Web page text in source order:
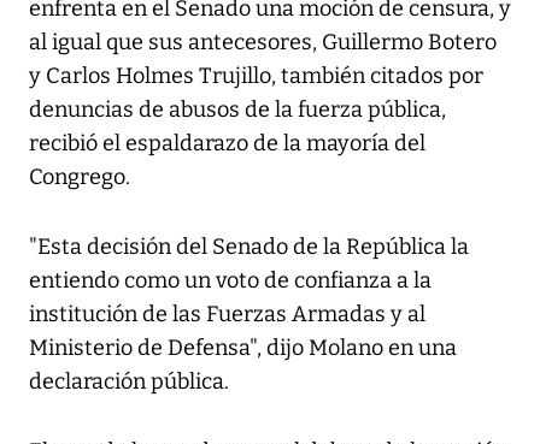
enfrenta en el Senado una moción de censura, y
al igual que sus antecesores, Guillermo Botero
y Carlos Holmes Trujillo, también citados por
denuncias de abusos de la fuerza pública,
recibió el espaldarazo de la mayoría del
Congrego.
"Esta decisión del Senado de la República la
entiendo como un voto de confianza a la
institución de las Fuerzas Armadas y al
Ministerio de Defensa", dijo Molano en una
declaración pública.